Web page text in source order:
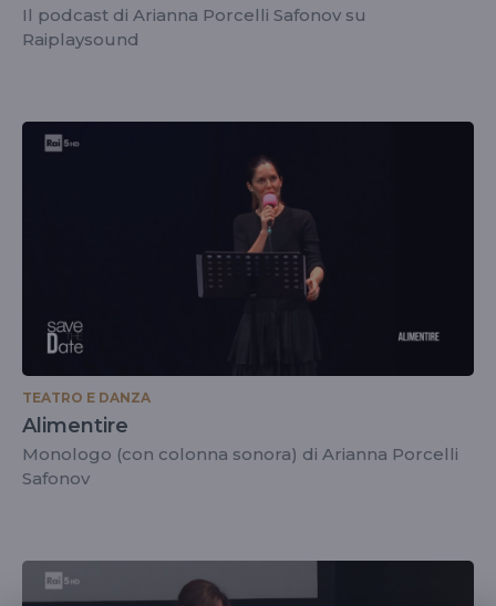
Il podcast di Arianna Porcelli Safonov su
Raiplaysound
TEATRO E DANZA
Alimentire
Monologo (con colonna sonora) di Arianna Porcelli
Safonov